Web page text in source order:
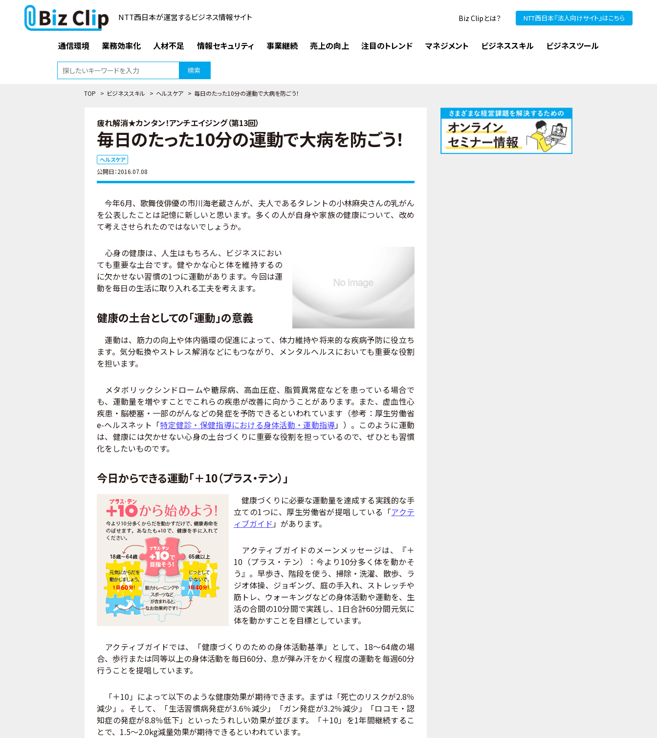
NTT西日本が運営するビジネス情報サイト Biz Clipとは？ NTT西日本『法人向けサイト』はこちら
通信環境 業務効率化 人材不足 情報セキュリティ 事業継続 売上の向上 注目のトレンド マネジメント ビジネススキル ビジネスツール
検索
TOP > ビジネススキル > ヘルスケア > 毎日のたった10分の運動で大病を防ごう！
疲れ解消★カンタン！アンチエイジング（第13回）
毎日のたった10分の運動で大病を防ごう！
ヘルスケア
公開日：2016.07.08
今年6月、歌舞伎俳優の市川海老蔵さんが、夫人であるタレントの小林麻央さんの乳がん
を公表したことは記憶に新しいと思います。多くの人が自身や家族の健康について、改め
て考えさせられたのではないでしょうか。
心身の健康は、人生はもちろん、ビジネスにおい
ても重要な土台です。健やかな心と体を維持するの
に欠かせない習慣の1つに運動があります。今回は運
動を毎日の生活に取り入れる工夫を考えます。
健康の土台としての「運動」の意義
運動は、筋力の向上や体内循環の促進によって、体力維持や将来的な疾病予防に役立ち
ます。気分転換やストレス解消などにもつながり、メンタルヘルスにおいても重要な役割
を担います。
メタボリックシンドロームや糖尿病、高血圧症、脂質異常症などを患っている場合で
も、運動量を増やすことでこれらの疾患が改善に向かうことがあります。また、虚血性心
疾患・脳梗塞・一部のがんなどの発症を予防できるといわれています（参考：厚生労働省
e-ヘルスネット「特定健診・保健指導における身体活動・運動指導」）。このように運動
は、健康には欠かせない心身の土台づくりに重要な役割を担っているので、ぜひとも習慣
化をしたいものです。
今日からできる運動「＋10（プラス・テン）」
健康づくりに必要な運動量を達成する実践的な手
立ての1つに、厚生労働省が提唱している「アクテ
ィブガイド 」があります。
アクティブガイドのメーンメッセージは、『＋
10（プラス・テン）：今より10分多く体を動かそ
う』。早歩き、階段を使う、掃除・洗濯、散歩、ラ
ジオ体操、ジョギング、庭の手入れ、ストレッチや
筋トレ、ウォーキングなどの身体活動や運動を、生
活の合間の10分間で実践し、1日合計60分間元気に
体を動かすことを目標としています。
アクティブガイドでは、「健康づくりのための身体活動基準」として、18〜64歳の場
合、歩行または同等以上の身体活動を毎日60分、息が弾み汗をかく程度の運動を毎週60分
行うことを提唱しています。
「＋10」によって以下のような健康効果が期待できます。まずは「死亡のリスクが2.8％
減少」。そして、「生活習慣病発症が3.6％減少」「ガン発症が3.2％減少」「ロコモ・認
知症の発症が8.8％低下」といったうれしい効果が並びます。「＋10」を1年間継続するこ
とで、1.5〜2.0kg減量効果が期待できるといわれています。